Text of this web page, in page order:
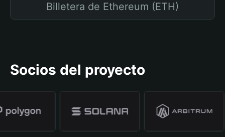
Billetera de Ethereum (ETH)
Socios del proyecto